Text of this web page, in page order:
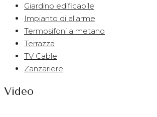
Giardino edificabile
Impianto di allarme
Termosifoni a metano
Terrazza
TV Cable
Zanzariere
Video